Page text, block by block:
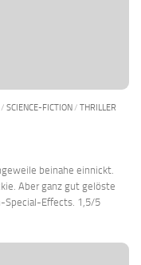
/ SCIENCE-FICTION/ THRILLER
beinahe einnickt.
Aber ganz gut gelöste
Special-Effects. 1,5/5